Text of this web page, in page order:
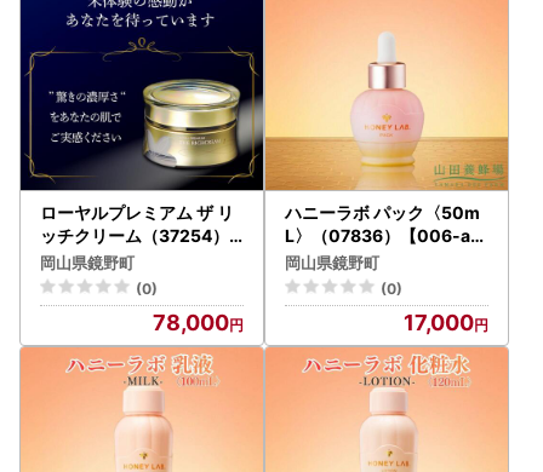
ローヤルプレミアム ザ リ
ッチクリーム（37254）
【006-a079】【山田養
蜂場】
岡山県鏡野町
(0)
78,000
ハニーラボ パック〈50m
L〉（07836）【006-a15
6】【山田養蜂場】
岡山県鏡野町
(0)
17,000